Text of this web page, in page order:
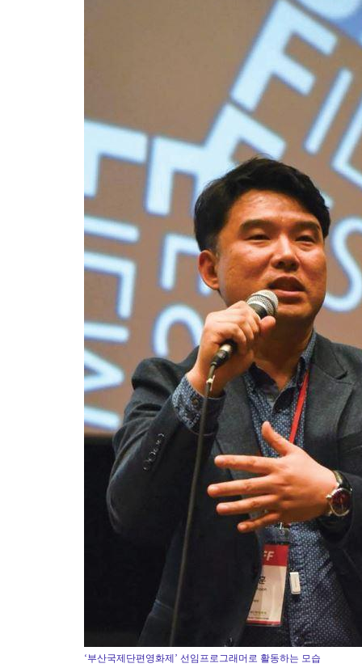
‘부산국제단편영화제’ 선임프로그래머로 활동하는 모습